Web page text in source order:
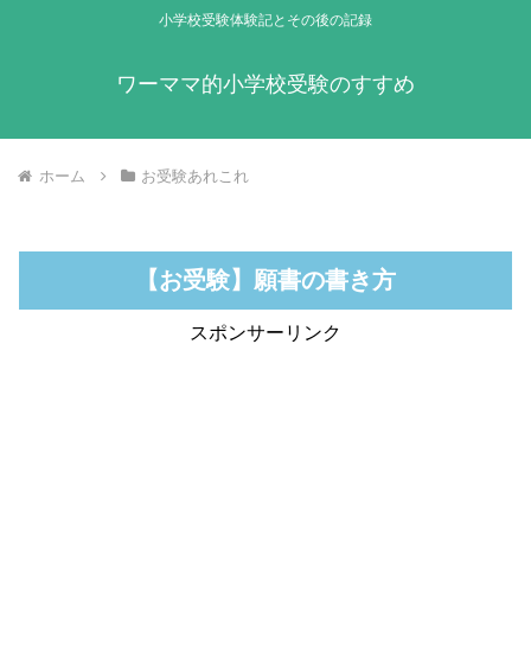
小学校受験体験記とその後の記録
ワーママ的小学校受験のすすめ
ホーム お受験あれこれ
【お受験】願書の書き方
スポンサーリンク